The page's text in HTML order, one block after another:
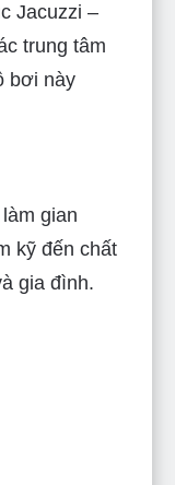
Jacuzzi –
trung tâm
bơi này
gian
kỹ đến chất
gia đình.